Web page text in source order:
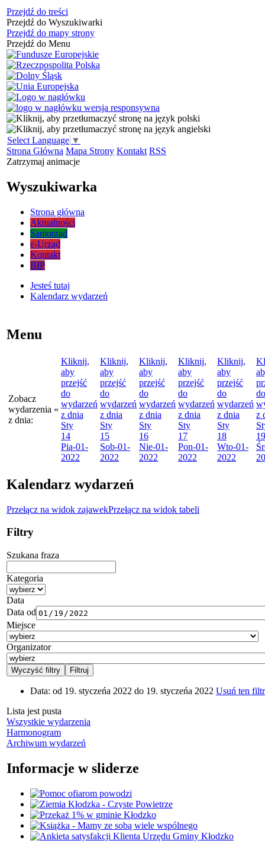
Przejdź do treści
Przejdź do Wyszukiwarki
Przejdź do mapy strony
Przejdź do Menu
Select Language ▼
Strona Główna Mapa Strony Kontakt RSS
Zatrzymaj animacje
Wyszukiwarka
Strona główna
Aktualności
Samorząd
e-Urząd
Kontakt
BIP
Jesteś tutaj
Kalendarz wydarzeń
Menu
Zobacz
wydarzenia
z dnia:
«
Kliknij,
aby
przejść
do
wydarzeń
z dnia
Sty
14
Pią-01-
2022
Kliknij,
aby
przejść
do
wydarzeń
z dnia
Sty
15
Sob-01-
2022
Kliknij,
aby
przejść
do
wydarzeń
z dnia
Sty
16
Nie-01-
2022
Kliknij,
aby
przejść
do
wydarzeń
z dnia
Sty
17
Pon-01-
2022
Kliknij,
aby
przejść
do
wydarzeń
z dnia
Sty
18
Wto-01-
2022
do
z
19
Kalendarz wydarzeń
Przełącz na widok zajawekPrzełącz na widok tabeli
Filtry
Szukana fraza
Kategoria
Data
Data od
Miejsce
Organizator
Data: od 19. styczeńa 2022 do 19. styczeńa 2022 Usuń ten filtr
Lista jest pusta
Wszystkie wydarzenia
Harmonogram
Archiwum wydarzeń
Informacje w sliderze